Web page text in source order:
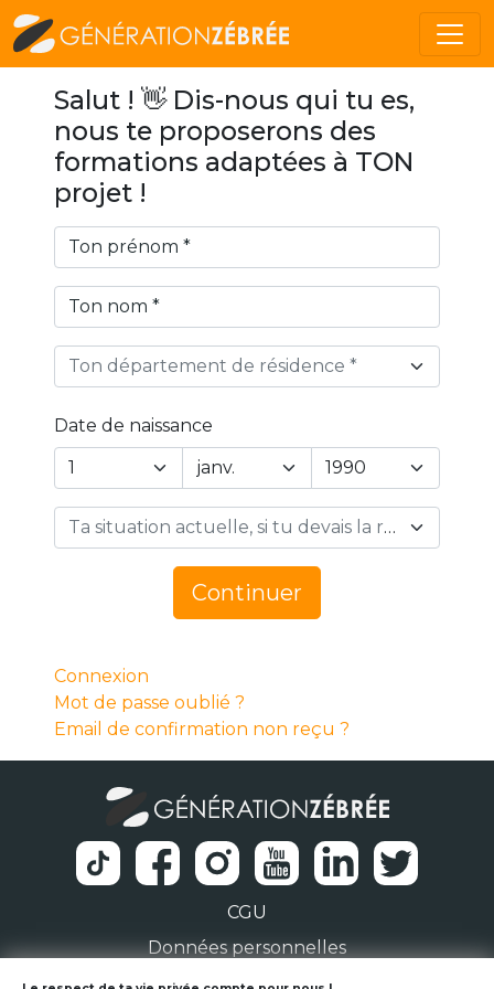
Salut ! 👋 Dis-nous qui tu es,
nous te proposerons des
formations adaptées à TON
projet !
Ton département de résidence *
Date de naissance
Year
Day
Ta situation actuelle, si tu devais la résumer en 1 mot… *
Continuer
Connexion
Mot de passe oublié ?
Email de confirmation non reçu ?
CGU
Données personnelles